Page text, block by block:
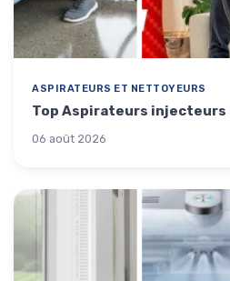
ASPIRATEURS ET NETTOYEURS
Top Aspirateurs
06 août 2026